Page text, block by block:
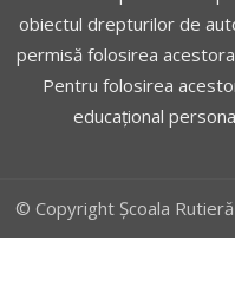
obiectul drepturilor de
permisă folosirea
Pentru folosirea
educațional
© Copyright Școala